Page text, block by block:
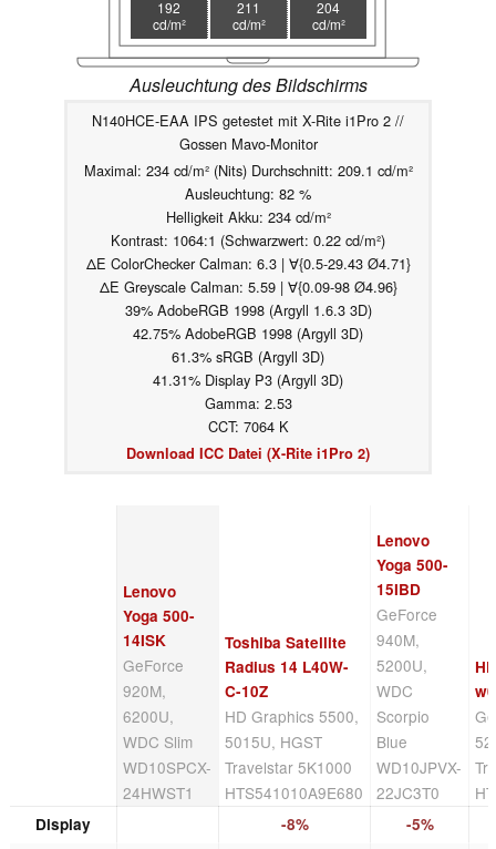
192
cd/m²
211
cd/m²
204
cd/m²
Ausleuchtung des Bildschirms
N140HCE-EAA IPS getestet mit X-Rite i1Pro 2 //
Gossen Mavo-Monitor
Maximal: 234 cd/m² (Nits) Durchschnitt: 209.1 cd/m²
Ausleuchtung: 82 %
Helligkeit Akku: 234 cd/m²
Kontrast: 1064:1 (Schwarzwert: 0.22 cd/m²)
ΔE ColorChecker Calman: 6.3 | ∀{0.5-29.43 Ø4.71}
ΔE Greyscale Calman: 5.59 | ∀{0.09-98 Ø4.96}
39% AdobeRGB 1998 (Argyll 1.6.3 3D)
42.75% AdobeRGB 1998 (Argyll 3D)
61.3% sRGB (Argyll 3D)
41.31% Display P3 (Argyll 3D)
Gamma: 2.53
CCT: 7064 K
Download ICC Datei (X-Rite i1Pro 2)
Lenovo
Yoga 500-
14ISK
GeForce
920M,
6200U,
WDC Slim
WD10SPCX-
24HWST1
Toshiba Satellite
Radius 14 L40W-
C-10Z
HD Graphics 5500,
5015U, HGST
Travelstar 5K1000
HTS541010A9E680
Lenovo
Yoga 500-
15IBD
GeForce
940M,
5200U,
WDC
Scorpio
Blue
WD10JPVX-
22JC3T0
Display -8% -5%